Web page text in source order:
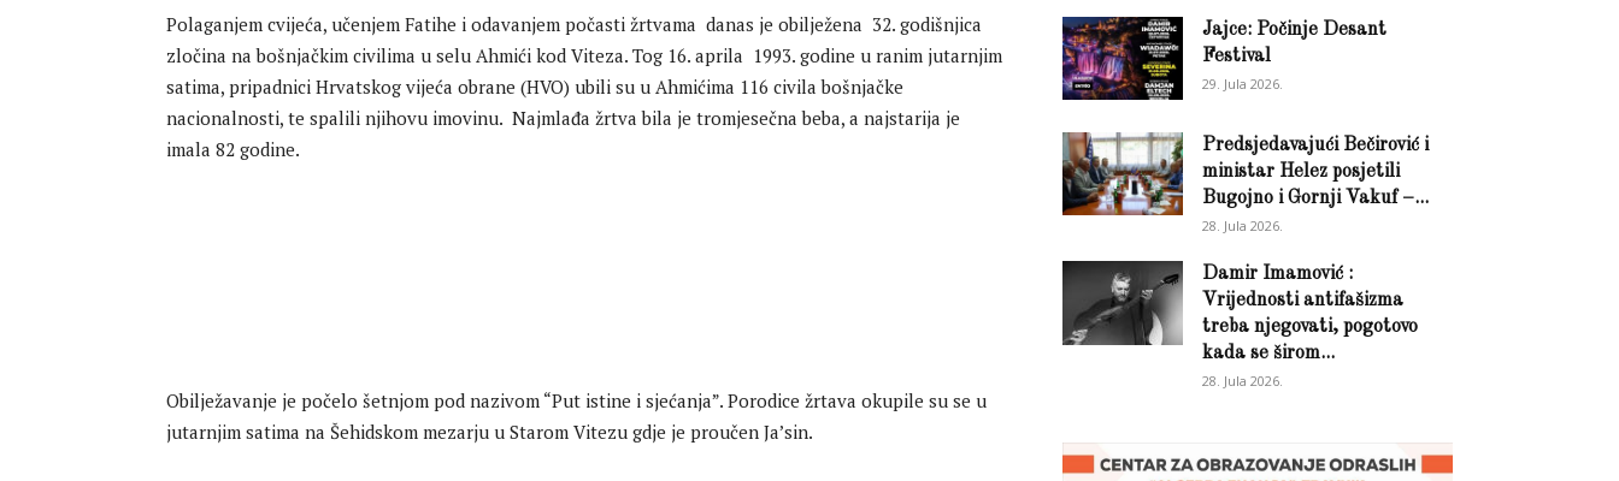
Polaganjem cvijeća, učenjem Fatihe i odavanjem počasti žrtvama danas je obilježena 32. godišnjica
zločina na bošnjačkim civilima u selu Ahmići kod Viteza. Tog 16. aprila 1993. godine u ranim jutarnjim
satima, pripadnici Hrvatskog vijeća obrane (HVO) ubili su u Ahmićima 116 civila bošnjačke
nacionalnosti, te spalili njihovu imovinu. Najmlađa žrtva bila je tromjesečna beba, a najstarija je
imala 82 godine.
Obilježavanje je počelo šetnjom pod nazivom “Put istine i sjećanja”. Porodice žrtava okupile su se u
jutarnjim satima na Šehidskom mezarju u Starom Vitezu gdje je proučen Ja’sin.
Jajce: Počinje Desant
Festival
29. Jula 2026.
Predsjedavajući Bečirović i
ministar Helez posjetili
Bugojno i Gornji Vakuf –...
28. Jula 2026.
Damir Imamović :
Vrijednosti antifašizma
treba njegovati, pogotovo
kada se širom...
28. Jula 2026.